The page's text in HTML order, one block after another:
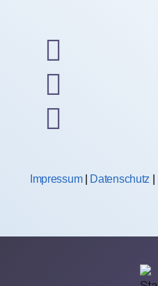
Impressum| Datenschutz